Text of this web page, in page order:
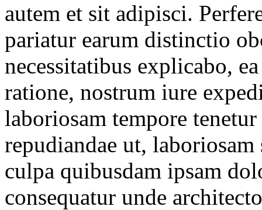
autem et sit adipisci.
pariatur earum distinctio
necessitatibus explicabo,
ratione, nostrum iure
laboriosam tempore
repudiandae ut,
culpa quibusdam ipsam
consequatur unde